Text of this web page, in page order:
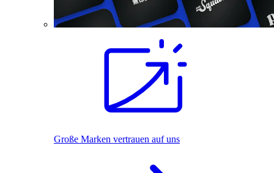
Große Marken vertrauen auf uns